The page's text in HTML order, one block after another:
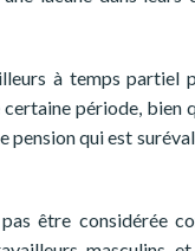
à temps partiel
période,
qui est
être considérée